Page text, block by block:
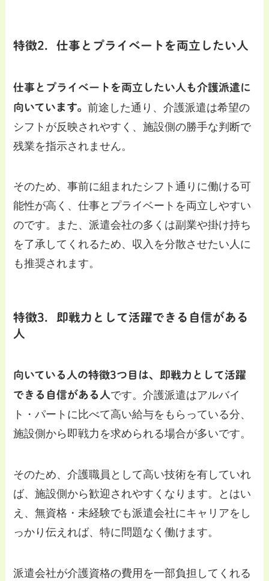
特徴2．仕事とプライベートを両立したい人
仕事とプライベートを両立したい人も介護派遣に
向いています。前途した通り、介護派遣は希望の
シフトが反映されやすく、施設側の勝手な判断で
残業を指示されません。
そのため、事前に組まれたシフト通りに働ける可
能性が高く、仕事とプライベートを両立しやすい
のです。また、派遣会社の多くは副業や掛け持ち
を了承してくれるため、収入を分散させたい人に
も推奨されます。
特徴3．即戦力として活躍できる自信がある
人
向いている人の特徴3つ目は、即戦力として活躍
できる自信がある人 です。介護派遣はアルバイ
ト・パートに比べて高い給与をもらっている分、
施設側から即戦力を求められる場合が多いです。
そのため、介護職員として高い技術を有していれ
ば、施設側から歓迎されやすくなります。とはい
え、無資格・未経験でも派遣会社にキャリアをし
っかり伝えれば、特に問題なく働けます。
派遣会社が介護資格の費用を一部負担してくれる